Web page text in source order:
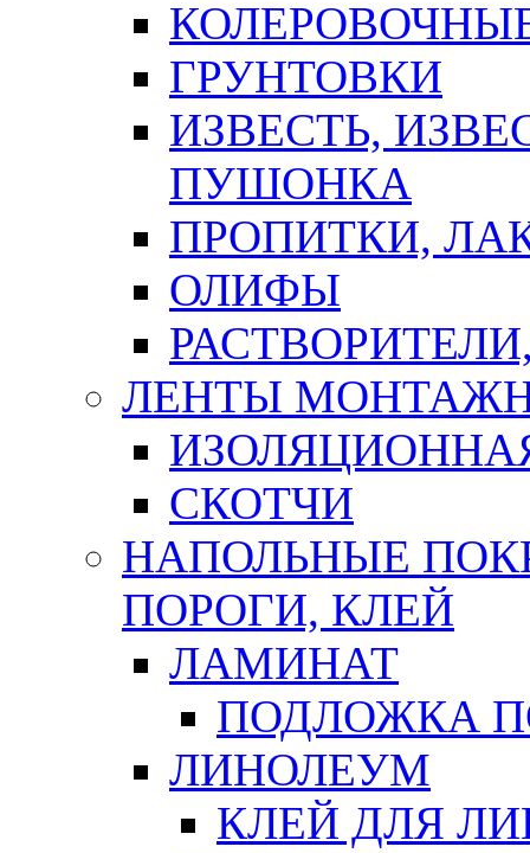
ГРУНТОВКИ
ИЗВЕСТЬ,
ПУШОНКА
ПРОПИТКИ,
ОЛИФЫ
ЛЕНТЫ
СКОТЧИ
НАПОЛЬНЫЕ
ПОРОГИ, КЛЕЙ
ЛАМИНАТ
ПОДЛОЖКА
ЛИНОЛЕУМ
КЛЕЙ ДЛЯ